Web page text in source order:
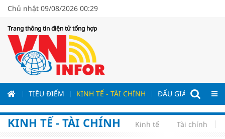
Chủ nhật 09/08/2026 00:29
Trang thông tin điện tử tổng hợp
TIÊU ĐIỂM KINH TẾ - TÀI CHÍNH ĐẤU GIÁ - ĐẤU
KINH TẾ - TÀI CHÍNH Kinh tế Tài chính